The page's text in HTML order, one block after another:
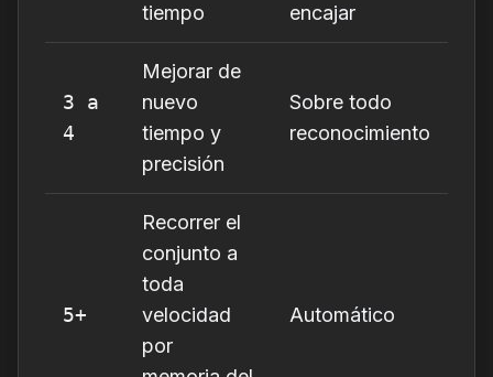
tiempo
encajar
3 a
4
Mejorar de
nuevo
tiempo y
precisión
Sobre todo
reconocimiento
5+
Recorrer el
conjunto a
toda
velocidad
por
Automático